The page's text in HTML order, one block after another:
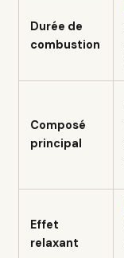
Durée de
combustion
Composé
principal
Effet
relaxant